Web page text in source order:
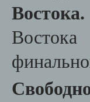
Востока.